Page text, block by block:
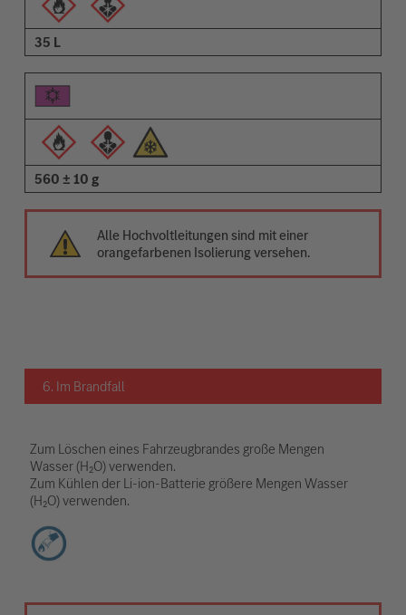
35 L
560 ± 10 g
Alle Hochvoltleitungen sind mit einer
orangefarbenen Isolierung versehen.
6. Im Brandfall
Zum Löschen eines Fahrzeugbrandes große Mengen
Wasser (H₂O) verwenden.
Zum Kühlen der Li-ion-Batterie größere Mengen Wasser
(H₂O) verwenden.